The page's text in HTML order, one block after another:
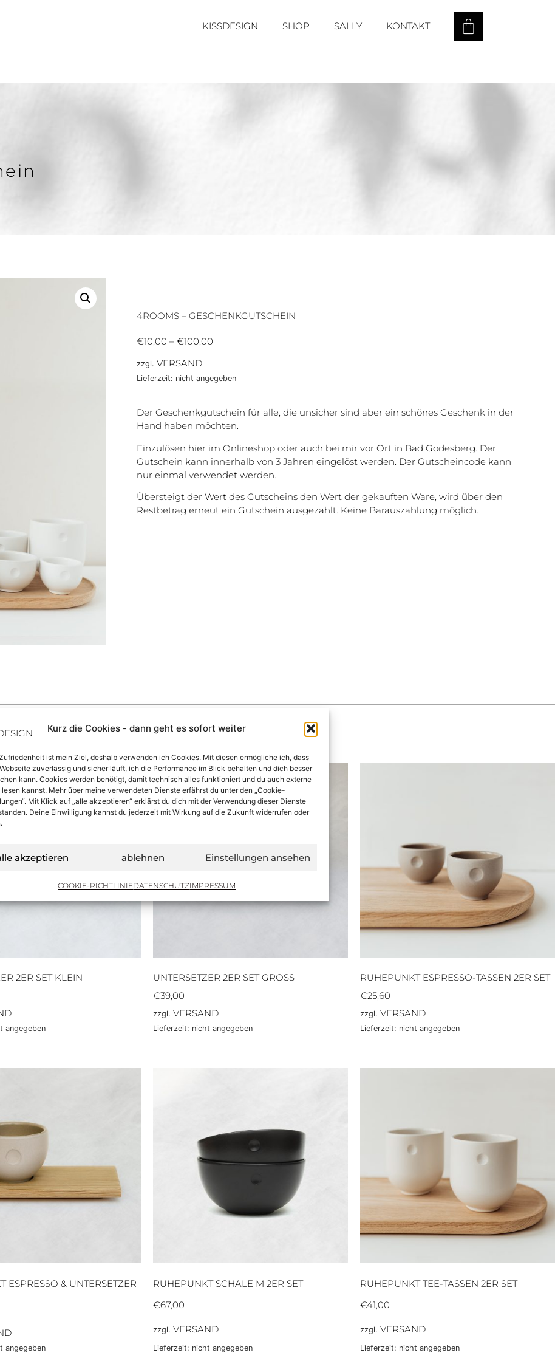
Kurz die Cookies - dann geht es sofort weiter
ist mein Ziel, deshalb verwenden ich Cookies. Mit diesen ermögliche ich, dass
zuverlässig und sicher läuft, ich die Performance im Blick behalten und dich besser
kann. Cookies werden benötigt, damit technisch alles funktioniert und du auch externe
lesen kannst. Mehr über meine verwendeten Dienste erfährst du unter den „Cookie-
Mit Klick auf „alle akzeptieren“ erklärst du dich mit der Verwendung dieser Dienste
Deine Einwilligung kannst du jederzeit mit Wirkung auf die Zukunft widerrufen oder
akzeptieren ablehnen Einstellungen ansehen
COOKIE-RICHTLINIEDATENSCHUTZIMPRESSUM
KISSDESIGN SHOP SALLY KONTAKT
4ROOMS – GESCHENKGUTSCHEIN
€10,00 – €100,00
zzgl. VERSAND
Lieferzeit: nicht angegeben
Der Geschenkgutschein für alle, die unsicher sind aber ein schönes Geschenk in der
Hand haben möchten.
Einzulösen hier im Onlineshop oder auch bei mir vor Ort in Bad Godesberg. Der
Gutschein kann innerhalb von 3 Jahren eingelöst werden. Der Gutscheincode kann
nur einmal verwendet werden.
Übersteigt der Wert des Gutscheins den Wert der gekauften Ware, wird über den
Restbetrag erneut ein Gutschein ausgezahlt. Keine Barauszahlung möglich.
2ER SET KLEIN
angegeben
UNTERSETZER 2ER SET GROSS
€39,00
zzgl. VERSAND
Lieferzeit: nicht angegeben
RUHEPUNKT ESPRESSO-TASSEN 2ER SET
€25,60
zzgl. VERSAND
Lieferzeit: nicht angegeben
ESPRESSO & UNTERSETZER
angegeben
RUHEPUNKT SCHALE M 2ER SET
€67,00
zzgl. VERSAND
Lieferzeit: nicht angegeben
RUHEPUNKT TEE-TASSEN 2ER SET
€41,00
zzgl. VERSAND
Lieferzeit: nicht angegeben